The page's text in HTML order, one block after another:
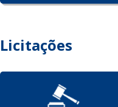
Licitações